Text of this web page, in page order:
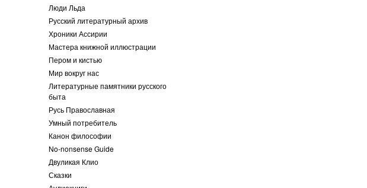
Люди Льда
Русский литературный архив
Хроники Ассирии
Мастера книжной иллюстрации
Пером и кистью
Мир вокруг нас
Литературные памятники русского
быта
Русь Православная
Умный потребитель
Канон философии
No-nonsense Guide
Двуликая Клио
Сказки